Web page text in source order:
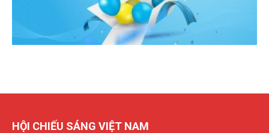
HỘI CHIẾU SÁNG VIỆT NAM